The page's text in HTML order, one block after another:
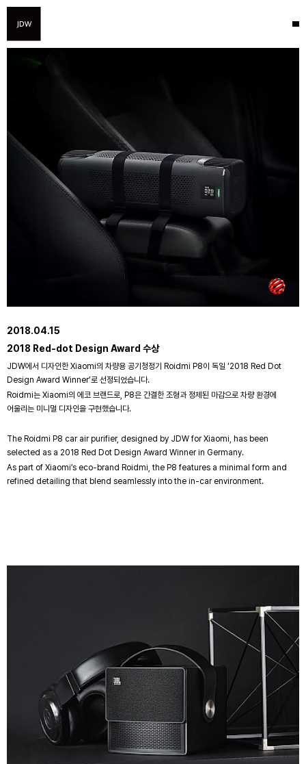
2018.04.15
2018 Red-dot Design Award 수상
JDW에서 디자인한 Xiaomi의 차량용 공기청정기 Roidmi P8이 독일 ‘2018 Red Dot
Design Award Winner’로 선정되었습니다.
Roidmi는 Xiaomi의 에코 브랜드로, P8은 간결한 조형과 정제된 마감으로 차량 환경에
어울리는 미니멀 디자인을 구현했습니다.
The Roidmi P8 car air purifier, designed by JDW for Xiaomi, has been
selected as a 2018 Red Dot Design Award Winner in Germany.
As part of Xiaomi’s eco-brand Roidmi, the P8 features a minimal form and
refined detailing that blend seamlessly into the in-car environment.